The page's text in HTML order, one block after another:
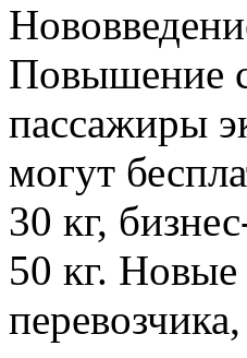
Повышение
пассажиры
могут
30 кг,
50 кг.